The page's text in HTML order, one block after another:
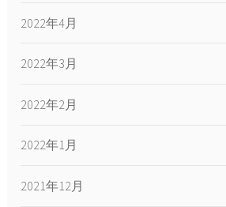
2022年4月
2022年3月
2022年2月
2022年1月
2021年12月